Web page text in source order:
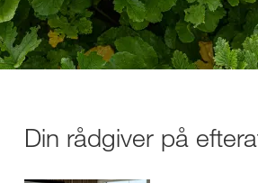
Din rådgiver på